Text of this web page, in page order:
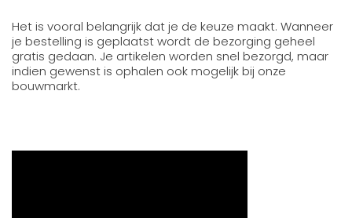
Het is vooral belangrijk dat je de keuze maakt. Wanneer
je bestelling is geplaatst wordt de bezorging geheel
gratis gedaan. Je artikelen worden snel bezorgd, maar
indien gewenst is ophalen ook mogelijk bij onze
bouwmarkt.